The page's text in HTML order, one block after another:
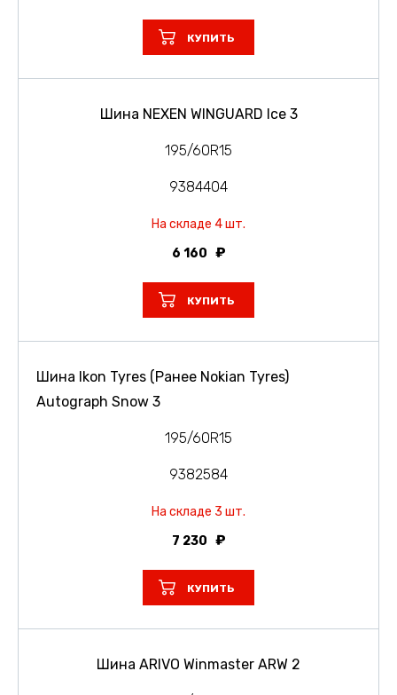
КУПИТЬ
Шина NEXEN WINGUARD Ice 3
195/60R15
9384404
На складе 4 шт.
6 160
КУПИТЬ
Шина Ikon Tyres (Ранее Nokian Tyres)
Autograph Snow 3
195/60R15
9382584
На складе 3 шт.
7 230
КУПИТЬ
Шина ARIVO Winmaster ARW 2